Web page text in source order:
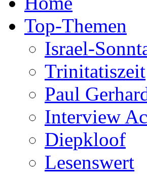
Top-Themen
Israel-
Trinitatiszeit
Paul
Interview
Diepkloof
Lesenswert